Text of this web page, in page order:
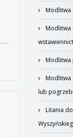
Modlitwa
Modlitwa
Modlitwa
Modlitwa
lub
Litania do